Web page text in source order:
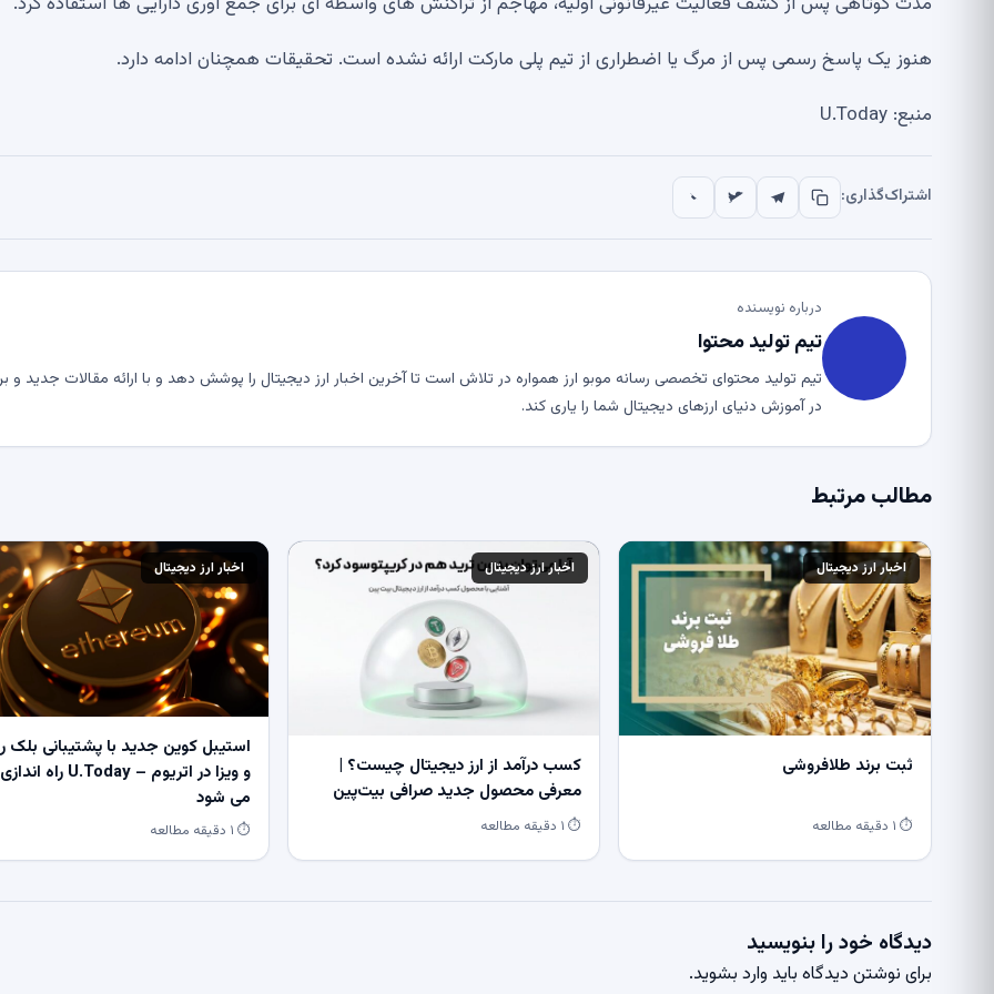
هنوز یک پاسخ رسمی پس از مرگ یا اضطراری از تیم پلی مارکت ارائه نشده است. تحقیقات همچنان ادامه دارد.
منبع: U.Today
اشتراک‌گذاری:
درباره نویسنده
تیم تولید محتوا
تیم تولید محتوای تخصصی رسانه موبو ارز همواره در تلاش است تا آخرین اخبار ارز دیجیتال را پوشش دهد و با ارائه مقالات جدید و
در آموزش دنیای ارزهای دیجیتال شما را یاری کند.
مطالب مرتبط
اخبار ارز دیجیتال
ثبت برند طلافروشی
⏱ ۱ دقیقه مطالعه
اخبار ارز دیجیتال
کسب درآمد از ارز دیجیتال چیست؟ |
معرفی محصول جدید صرافی بیت‌پین
⏱ ۱ دقیقه مطالعه
اخبار ارز دیجیتال
استیبل کوین جدید با پشتیبانی بلک
و ویزا در اتریوم – U.Today راه اندازی
می شود
⏱ ۱ دقیقه مطالعه
دیدگاه خود را بنویسید
برای نوشتن دیدگاه باید وارد بشوید.